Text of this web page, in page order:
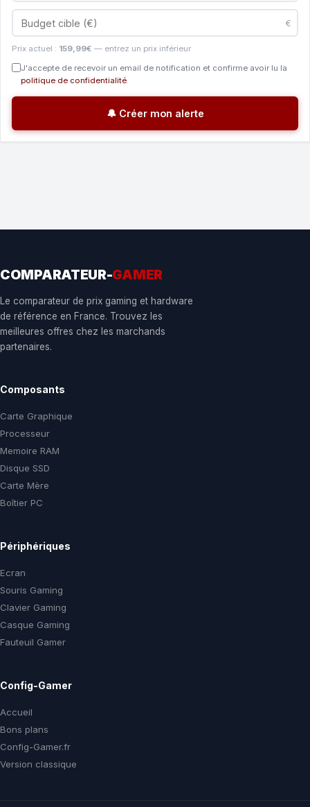
€
Prix actuel : 159,99€ — entrez un prix inférieur
J'accepte de recevoir un email de notification et confirme avoir lu la
politique de confidentialité.
🔔 Créer mon alerte
COMPARATEUR-GAMER
Le comparateur de prix gaming et hardware
de référence en France. Trouvez les
meilleures offres chez les marchands
partenaires.
Composants
Carte Graphique
Processeur
Memoire RAM
Disque SSD
Carte Mère
Boîtier PC
Périphériques
Ecran
Souris Gaming
Clavier Gaming
Casque Gaming
Fauteuil Gamer
Config-Gamer
Accueil
Bons plans
Config-Gamer.fr
Version classique